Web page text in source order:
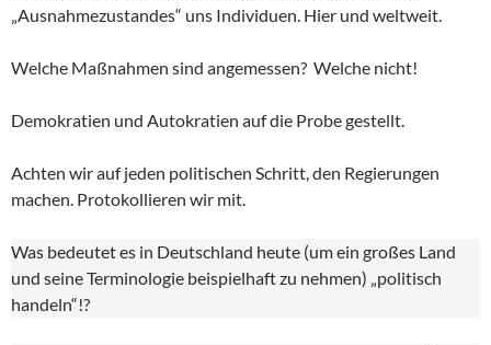
„Ausnahmezustandes“ uns Individuen. Hier und weltweit.
Welche Maßnahmen sind angemessen? Welche nicht!
Demokratien und Autokratien auf die Probe gestellt.
Achten wir auf jeden politischen Schritt, den Regierungen
machen. Protokollieren wir mit.
Was bedeutet es in Deutschland heute (um ein großes Land
und seine Terminologie beispielhaft zu nehmen) „politisch
handeln“!?